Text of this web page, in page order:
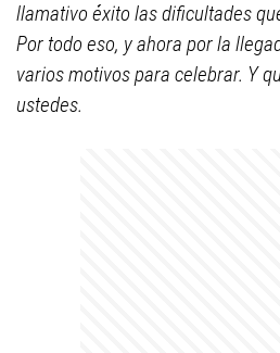
llamativo éxito las dificultades
Por todo eso, y ahora por la
varios motivos para celebrar. Y
ustedes.